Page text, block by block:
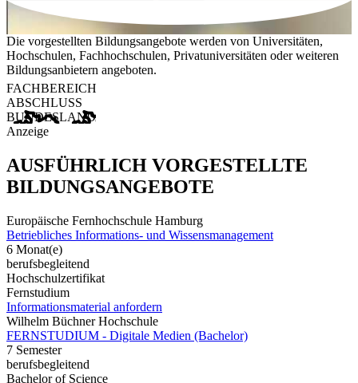
Die vorgestellten Bildungsangebote werden von Universitäten,
Hochschulen, Fachhochschulen, Privatuniversitäten oder weiteren
Bildungsanbietern angeboten.
FACHBEREICH
ABSCHLUSS
BUNDESLAND
Anzeige
AUSFÜHRLICH VORGESTELLTE
BILDUNGSANGEBOTE
Europäische Fernhochschule Hamburg
Betriebliches Informations- und Wissensmanagement
6 Monat(e)
berufsbegleitend
Hochschulzertifikat
Fernstudium
Informationsmaterial anfordern
Wilhelm Büchner Hochschule
FERNSTUDIUM - Digitale Medien (Bachelor)
7 Semester
berufsbegleitend
Bachelor of Science